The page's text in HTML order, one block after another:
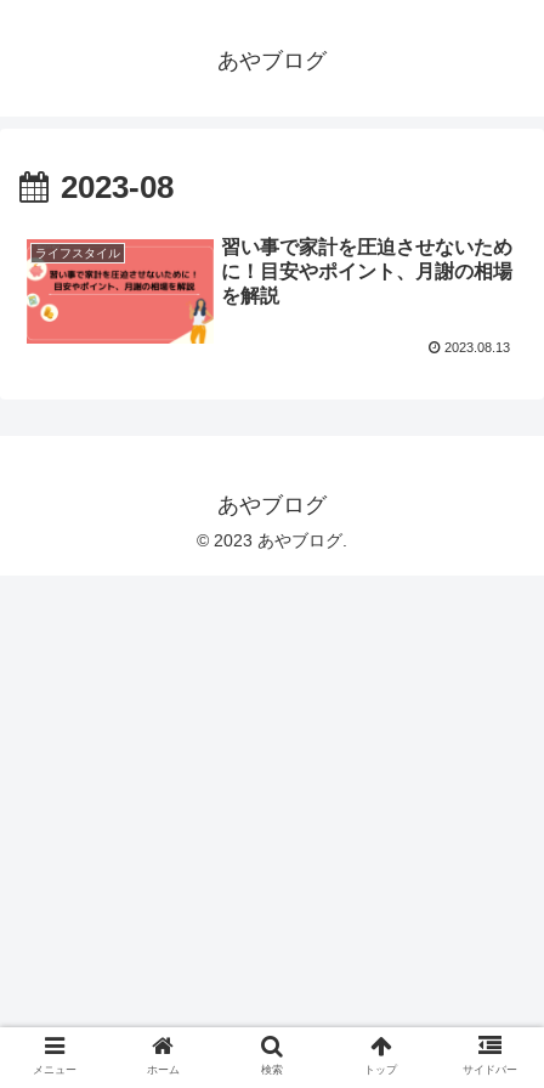
あやブログ
2023-08
ライフスタイル
習い事で家計を圧迫させないため
に！目安やポイント、月謝の相場
を解説
2023.08.13
あやブログ
© 2023 あやブログ.
メニュー ホーム 検索 トップ サイドバー